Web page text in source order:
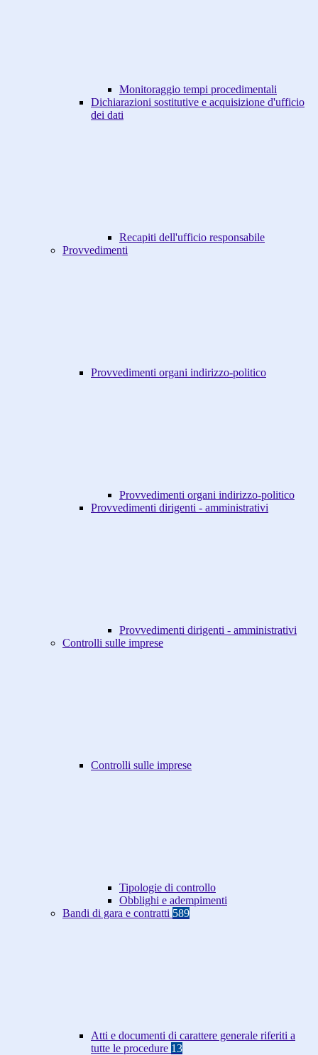
Monitoraggio tempi procedimentali
Dichiarazioni sostitutive e acquisizione d'ufficio
dei dati
Recapiti dell'ufficio responsabile
Provvedimenti
Provvedimenti organi indirizzo-politico
Provvedimenti organi indirizzo-politico
Provvedimenti dirigenti - amministrativi
Provvedimenti dirigenti - amministrativi
Controlli sulle imprese
Controlli sulle imprese
Tipologie di controllo
Obblighi e adempimenti
Bandi di gara e contratti 589
Atti e documenti di carattere generale riferiti a
tutte le procedure 13